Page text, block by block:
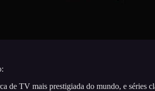
de TV mais prestigiada do mundo, e séries